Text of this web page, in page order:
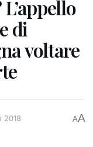
di
voltare
2018 AA